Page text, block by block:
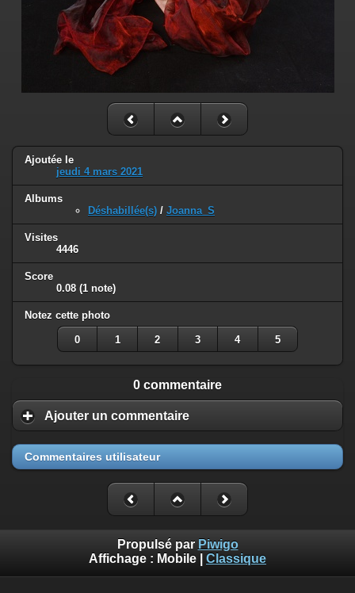
Ajoutée le
jeudi 4 mars 2021
Albums
Déshabillée(s) / Joanna_S
Visites
4446
Score
0.08 (1 note)
Notez cette photo
0 1 2 3 4 5
0 commentaire
Ajouter un commentaire
Commentaires utilisateur
Propulsé par Piwigo
Affichage : Mobile Classique